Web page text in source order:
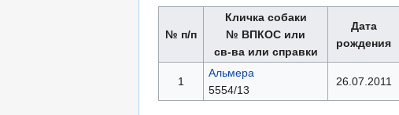
№ п/п
Кличка собаки
№ ВПКОС или
св-ва или справки
Дата
рождения
1
Альмера
5554/13
26.07.2011